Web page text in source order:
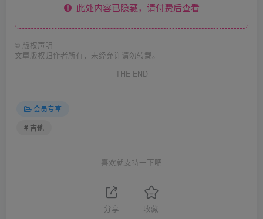
此处内容已隐藏，请付费后查看
© 版权声明
文章版权归作者所有，未经允许请勿转载。
THE END
会员专享
# 吉他
喜欢就支持一下吧
分享 收藏